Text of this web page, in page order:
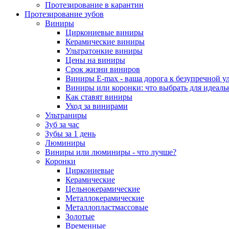
Протезирование в карантин
Протезирование зубов
Виниры
Циркониевые виниры
Керамические виниры
Ультратонкие виниры
Цены на виниры
Срок жизни виниров
Виниры E-max - ваша дорога к безупречной
Виниры или коронки: что выбрать для
Как ставят виниры
Уход за винирами
Ультраниры
Зуб за час
Зубы за 1 день
Люминиры
Виниры или люминиры - что лучше?
Коронки
Циркониевые
Керамические
Цельнокерамические
Металлокерамические
Металлопластмассовые
Золотые
Временные